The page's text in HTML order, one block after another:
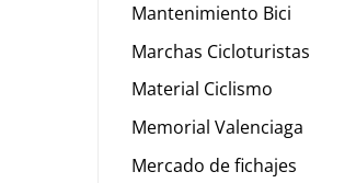
Mantenimiento Bici
Marchas Cicloturistas
Material Ciclismo
Memorial Valenciaga
Mercado de fichajes